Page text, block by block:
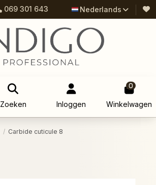
069 301 643 Nederlands
Zoeken Inloggen
0
Winkelwagen
Carbide cuticule 8